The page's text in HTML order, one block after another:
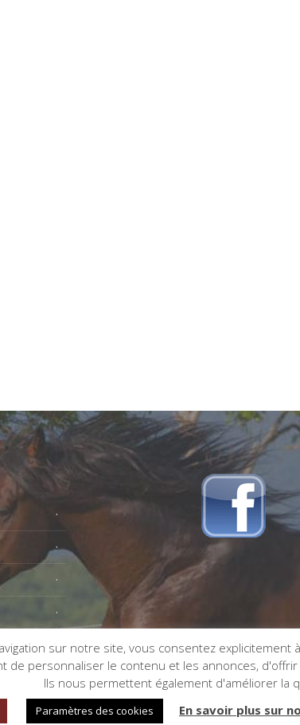
sur notre site, vous consentez explicitement
de personnaliser le contenu et les annonces,
Ils nous permettent également d'améliorer la
Paramètres des cookies En savoir plus sur